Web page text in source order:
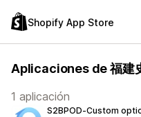
Shopify App Store
Aplicaciones de 福建
1 aplicación
S2BPOD‑Custom